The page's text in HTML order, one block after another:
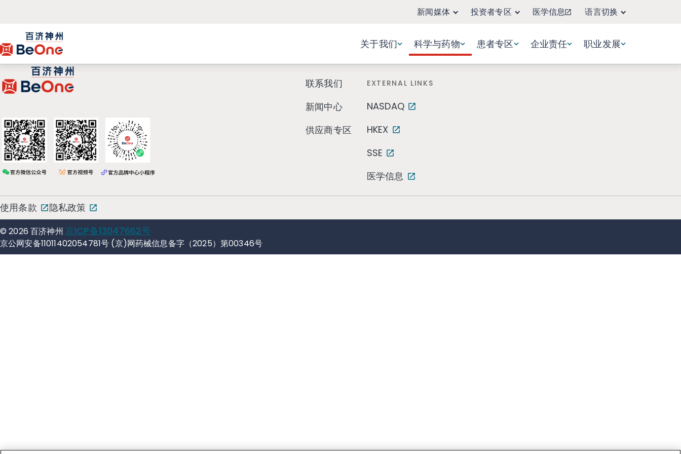
新闻媒体 投资者专区 医学信息 语言切换
关于我们 科学与药物 患者专区 企业责任 职业发展
联系我们
新闻中心
供应商专区
EXTERNAL LINKS
NASDAQ
HKEX
SSE
医学信息
使用条款 隐私政策
© 2026 百济神州 京ICP备13047662号
京公网安备11011402054781号 (京)网药械信息备字（2025）第00346号